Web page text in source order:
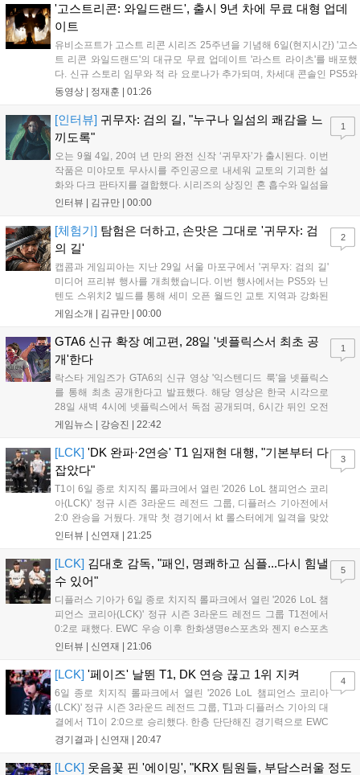
시할 예정이다. 향후 메카 부대와 탈론의 대립이 본격화될 전망이
다....
'고스트리콘: 와일드랜드', 출시 9년 차에 무료 대형 업데
이트
유비소프트가 고스트 리콘 시리즈 25주년을 기념해 6일(현지시간) '고스
트 리콘 와일드랜드'의 대규모 무료 업데이트 '라스트 라이츠'를 배포했
다. 신규 스토리 임무와 적 라 요로나가 추가되며, 차세대 콘솔인 PS5와
Xbox Series X|S에서 4K 60FPS를 지원한다. 또한 편의성 개선과 함께
리를 제공한다....
동영상 | 정재훈 | 01:26
[인터뷰] 귀무자: 검의 길, "누구나 일섬의 쾌감을 느
끼도록"
오는 9월 4일, 20여 년 만의 완전 신작 ‘귀무자’가 출시된다. 이번
작품은 미야모토 무사시를 주인공으로 내세워 교토의 기괴한 설
화와 다크 판타지를 결합했다. 시리즈의 상징인 혼 흡수와 일섬을
계승하면서도, 현대적인 검극 액션과 '무너뜨리기 일섬'을 더해 전
택에 따른 사무라이 액션을 구현하고자 했으며, 실제 검술 전문가
의 모션 캡처를 통해 리얼리티를 극대화했다. 세계관을 새롭게 재
구성한 이번 신작은 기존 시리즈와 설정은 다르지만, 특유의 통쾌
한 손맛과 다크 판타지 분위기를 충실히 담아내어 시리즈 팬과 신
규 이용자 모두에게 새로운 재미를 선사할 예정이다....
인터뷰 | 김규만 | 00:00
1
[체험기] 탐험은 더하고, 손맛은 그대로 '귀무자: 검
의 길'
캡콤과 게임피아는 지난 29일 서울 마포구에서 '귀무자: 검의 길'
미디어 프리뷰 행사를 개최했습니다. 이번 행사에서는 PS5와 닌
텐도 스위치2 빌드를 통해 세미 오픈 월드인 교토 지역과 강화된
액션 시스템을 공개했습니다. 주인공 미야모토 무사시가 오니를
가 특징입니다. 정식 출시를 앞두고 탄탄한 게임성을 선보여 기대
감을 높였습니다....
게임소개 | 김규만 | 00:00
2
GTA6 신규 확장 예고편, 28일 '넷플릭스서 최초 공
개'한다
락스타 게임즈가 GTA6의 신규 영상 '익스텐디드 룩'을 넷플릭스
를 통해 최초 공개한다고 발표했다. 해당 영상은 한국 시각으로
28일 새벽 4시에 넷플릭스에서 독점 공개되며, 6시간 뒤인 오전
10시부터 공식 유튜브와 홈페이지에서도 확인할 수 있다. 기존보
이례적인 협업이 향후 게임 마케팅 방식에 어떤 변화를 가져올지
전 세계 팬들의 이목이 쏠리고 있다....
게임뉴스 | 강승진 | 22:42
1
[LCK] 'DK 완파·2연승' T1 임재현 대행, "기본부터 다
잡았다"
T1이 6일 종로 치지직 롤파크에서 열린 '2026 LoL 챔피언스 코리
아(LCK)' 정규 시즌 3라운드 레전드 그룹, 디플러스 기아전에서
2:0 완승을 거뒀다. 개막 첫 경기에서 kt 롤스터에게 일격을 맞았
지만, 젠지 e스포츠의 홈 경기에서 원정 승리를 챙기며 분위기를
한 모습이었다. 다음은...
인터뷰 | 신연재 | 21:25
3
[LCK] 김대호 감독, "패인, 명쾌하고 심플...다시 힘낼
수 있어"
디플러스 기아가 6일 종로 치지직 롤파크에서 열린 '2026 LoL 챔
피언스 코리아(LCK)' 정규 시즌 3라운드 레전드 그룹 T1전에서
0:2로 패했다. EWC 우승 이후 한화생명e스포츠와 젠지 e스포츠
를 잡아내며 기세를 끌어올렸지만, 경기력이 제 궤도에 오른 T1은
"오늘 져서 너무 아쉽다"...
인터뷰 | 신연재 | 21:06
5
[LCK] '페이즈' 날뛴 T1, DK 연승 끊고 1위 지켜
6일 종로 치지직 롤파크에서 열린 '2026 LoL 챔피언스 코리아
(LCK)' 정규 시즌 3라운드 레전드 그룹, T1과 디플러스 기아의 대
결에서 T1이 2:0으로 승리했다. 한층 단단해진 경기력으로 EWC
우승을 기점으로 파죽지세의 연승을 이어가던 디플러스 기아를
T1은 첫 드래곤을 두드렸...
경기결과 | 신연재 | 20:47
4
[LCK] 웃음꽃 핀 '에이밍', "KRX 팀원들, 부담스러울 정도